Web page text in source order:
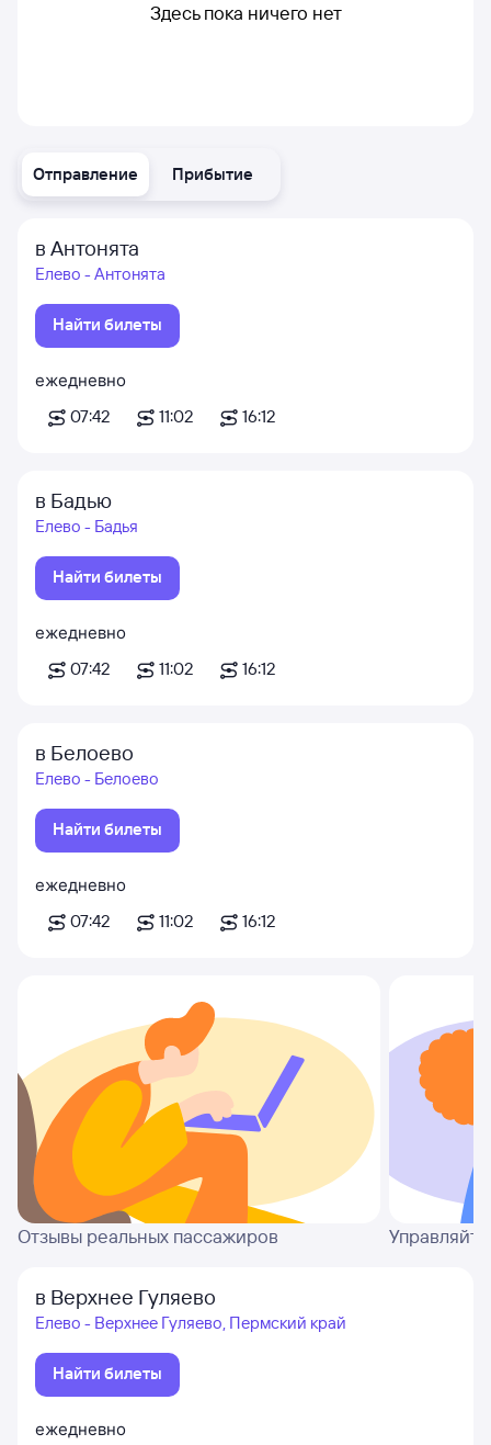
Отправление Прибытие
в Антонята
Елево - Антонята
Найти билеты
ежедневно
07:42
11:02 16:12
в Бадью
Елево - Бадья
Найти билеты
ежедневно
07:42
11:02 16:12
в Белоево
Елево - Белоево
Найти билеты
ежедневно
07:42
11:02 16:12
Отзывы реальных пассажиров
в Верхнее Гуляево
Елево - Верхнее Гуляево, Пермский край
Найти билеты
ежедневно
Здесь пока ничего нет